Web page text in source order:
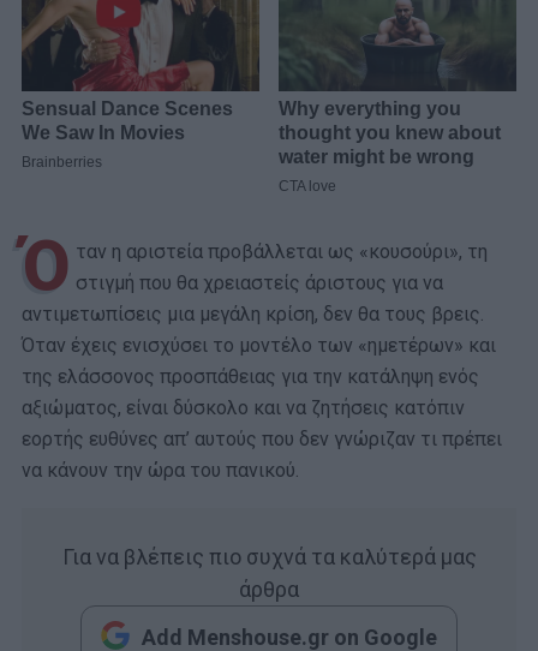
Ό ταν η αριστεία προβάλλεται ως «κουσούρι», τη
στιγμή που θα χρειαστείς άριστους για να
αντιμετωπίσεις μια μεγάλη κρίση, δεν θα τους βρεις.
Όταν έχεις ενισχύσει το μοντέλο των «ημετέρων» και
της ελάσσονος προσπάθειας για την κατάληψη ενός
αξιώματος, είναι δύσκολο και να ζητήσεις κατόπιν
εορτής ευθύνες απ’ αυτούς που δεν γνώριζαν τι πρέπει
να κάνουν την ώρα του πανικού.
Για να βλέπεις πιο συχνά τα καλύτερά μας
άρθρα
Add Menshouse.gr on Google